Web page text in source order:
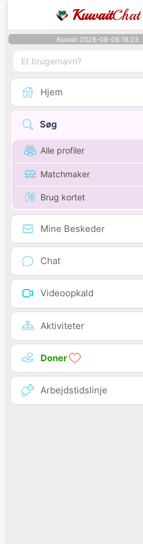
KuwaitChat
Kuwait 2026-08-08 18:23
Hjem
Søg
Alle profiler
Matchmaker
Brug kortet
Mine Beskeder
Chat
Videoopkald
Aktiviteter
Doner
Arbejdstidslinje